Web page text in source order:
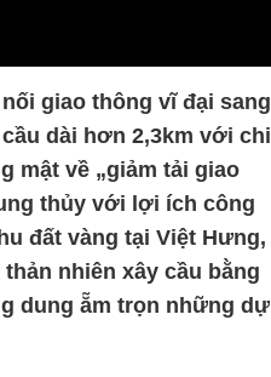
giao thông vĩ đại sang
dài hơn 2,3km với chi
mật về „giảm tải giao
thủy với lợi ích công
đất vàng tại Việt Hưng,
nhiên xây cầu bằng
dung ẵm trọn những dự